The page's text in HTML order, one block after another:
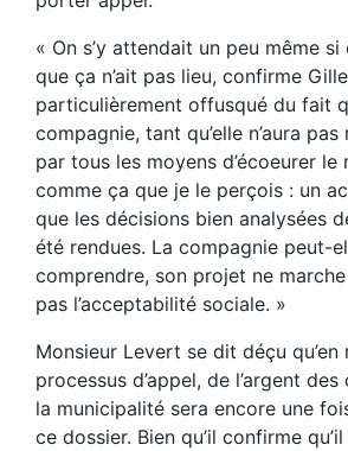
« On s’y attendait un peu même
que ça n’ait pas lieu, confirme
particulièrement offusqué du fait
compagnie, tant qu’elle n’aura
par tous les moyens d’écoeurer le
comme ça que je le perçois : un
que les décisions bien analysées
été rendues. La compagnie peut-
comprendre, son projet ne marche
pas l’acceptabilité sociale. »
Monsieur Levert se dit déçu qu’en
processus d’appel, de l’argent
la municipalité sera encore une
ce dossier. Bien qu’il confirme qu’il